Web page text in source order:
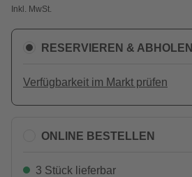
Inkl. MwSt.
RESERVIEREN & ABHOLEN
Verfügbarkeit im Markt prüfen
ONLINE BESTELLEN
3 Stück lieferbar